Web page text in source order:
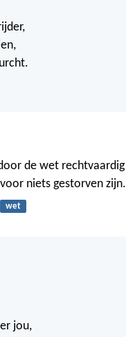
de wet rechtvaardig
niets gestorven zijn.
wet
jou,